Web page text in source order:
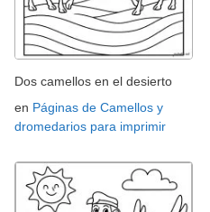
Dos camellos en el desierto
en Páginas de Camellos y
dromedarios para imprimir